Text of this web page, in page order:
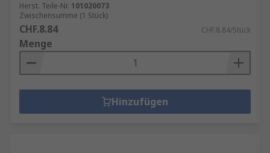
Herst. Teile-Nr. 101020073
Zwischensumme (1 Stück)
CHF.8.84 CHF.8.84/Stück
Menge
Hinzufügen